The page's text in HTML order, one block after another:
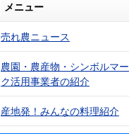
メニュー
売れ農ニュース
農園・農産物・シンボルマー
ク活用事業者の紹介
産地発！みんなの料理紹介